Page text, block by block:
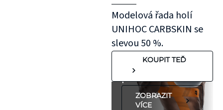
Modelová řada holí
UNIHOC CARBSKIN se
slevou 50 %.
KOUPIT TEĎ
roztažení nejprve
na oblast se
"silnější"
pokožkou, jako je
koleno, nebo
předloktí.
ZOBRAZIT
VÍCE